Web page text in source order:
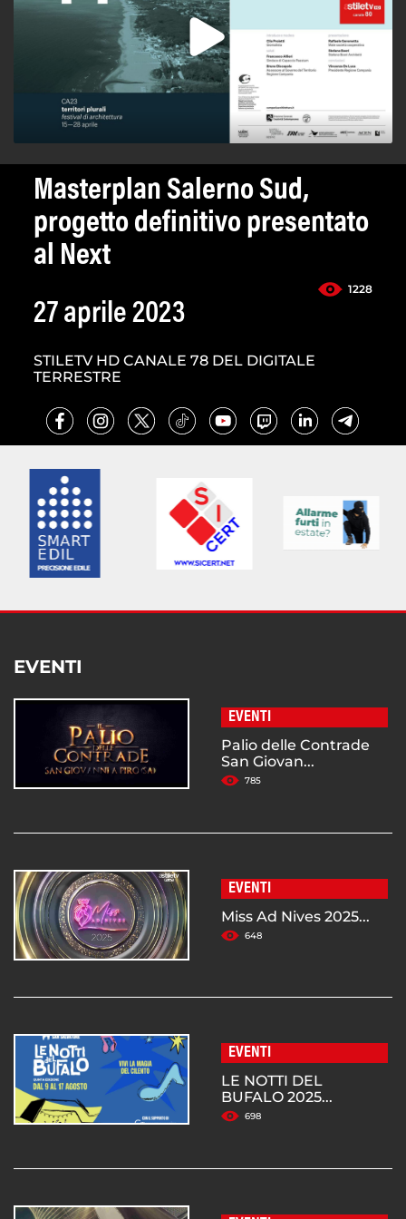
Masterplan Salerno Sud,
progetto definitivo presentato
al Next
1228
27 aprile 2023
STILETV HD CANALE 78 DEL DIGITALE
TERRESTRE
EVENTI
EVENTI
Palio delle Contrade
San Giovan...
785
EVENTI
Miss Ad Nives 2025...
648
EVENTI
LE NOTTI DEL
BUFALO 2025...
698